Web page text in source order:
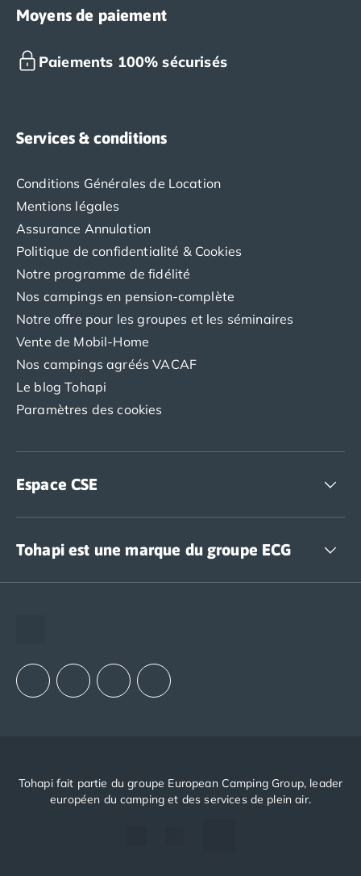
Moyens de paiement
Paiements 100% sécurisés
Services & conditions
Conditions Générales de Location
Mentions légales
Assurance Annulation
Politique de confidentialité & Cookies
Notre programme de fidélité
Nos campings en pension-complète
Notre offre pour les groupes et les séminaires
Vente de Mobil-Home
Nos campings agréés VACAF
Le blog Tohapi
Paramètres des cookies
Espace CSE
Tohapi est une marque du groupe ECG
Tohapi fait partie du groupe European Camping Group, leader
européen du camping et des services de plein air.